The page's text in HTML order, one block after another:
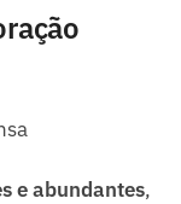
e abundantes,